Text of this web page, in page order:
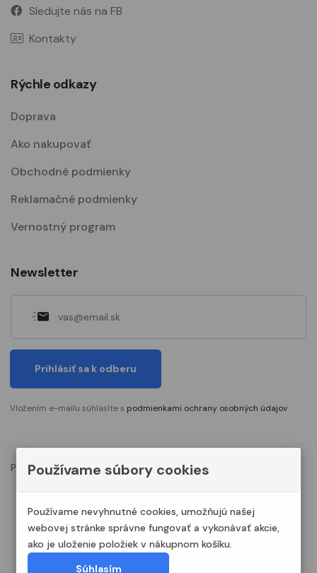
Sledujte nás na FB
Kontakty
Rýchle odkazy
Doprava
Ako nakupovať
Obchodné podmienky
Reklamačné podmienky
Vernostný program
Newsletter
Prihlásiť sa k odberu
Vložením e-mailu súhlasíte s podmienkami ochrany osobných údajov
Podmienky ochrany osobných údajov Nastavenia cookies
Používame súbory cookies
Používame nevyhnutné cookies, umožňujú našej
webovej stránke správne fungovať a vykonávať akcie,
ako je uloženie položiek v nákupnom košíku.
Súhlasím
© 2023. Všetky práva vyhradené Modelshop.sk